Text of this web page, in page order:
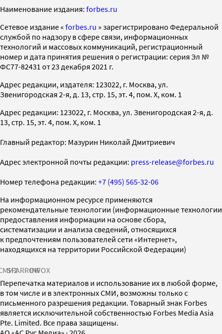
Наименование издания: forbes.ru
Cетевое издание « forbes.ru » зарегистрировано Федеральной
службой по надзору в сфере связи, информационных
технологий и массовых коммуникаций, регистрационный
номер и дата принятия решения о регистрации: серия Эл №
ФС77-82431 от 23 декабря 2021 г.
Адрес редакции, издателя: 123022, г. Москва, ул.
Звенигородская 2-я, д. 13, стр. 15, эт. 4, пом. X, ком. 1
Адрес редакции: 123022, г. Москва, ул. Звенигородская 2-я, д.
13, стр. 15, эт. 4, пом. X, ком. 1
Главный редактор: Мазурин Николай Дмитриевич
Адрес электронной почты редакции: press-release@forbes.ru
Номер телефона редакции: +7 (495) 565-32-06
На информационном ресурсе применяются
рекомендательные технологии (информационные технологии
предоставления информации на основе сбора,
систематизации и анализа сведений, относящихся
к предпочтениям пользователей сети «Интернет»,
находящихся на территории Российской Федерации)
SPARROWINFOX
Перепечатка материалов и использование их в любой форме,
в том числе и в электронных СМИ, возможны только с
письменного разрешения редакции. Товарный знак Forbes
является исключительной собственностью Forbes Media Asia
Pte. Limited. Все права защищены.